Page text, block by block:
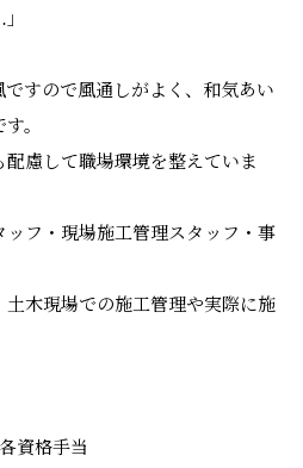
すので風通しがよく、和気あい
。
慮して職場環境を整えていま
フ・現場施工管理スタッフ・事
土木現場での施工管理や実際に施
資格手当